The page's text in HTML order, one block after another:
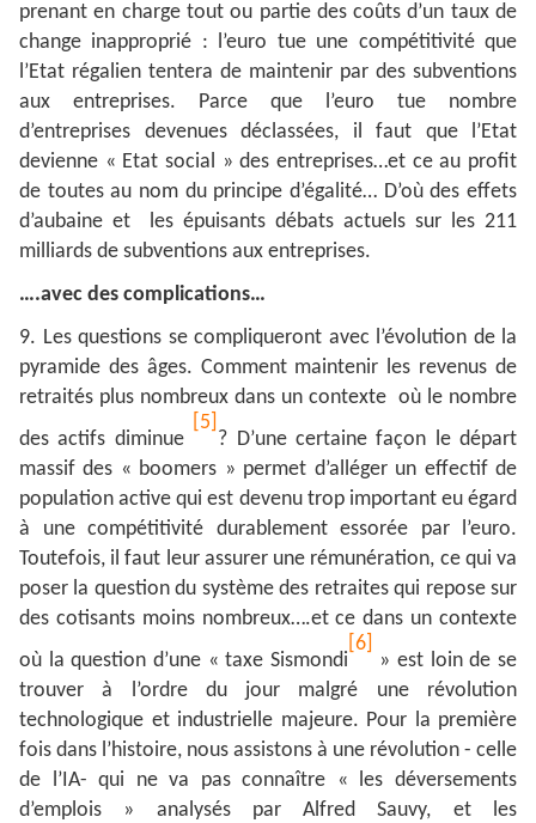
prenant en charge tout ou partie des coûts d’un taux de
change inapproprié : l’euro tue une compétitivité que
l’Etat régalien tentera de maintenir par des subventions
aux entreprises. Parce que l’euro tue nombre
d’entreprises devenues déclassées, il faut que l’Etat
devienne « Etat social » des entreprises…et ce au profit
de toutes au nom du principe d’égalité… D’où des effets
d’aubaine et les épuisants débats actuels sur les 211
milliards de subventions aux entreprises.
….avec des complications…
9. Les questions se compliqueront avec l’évolution de la
pyramide des âges. Comment maintenir les revenus de
retraités plus nombreux dans un contexte où le nombre
des actifs diminue
[5]
? D’une certaine façon le départ
massif des « boomers » permet d’alléger un effectif de
population active qui est devenu trop important eu égard
à une compétitivité durablement essorée par l’euro.
Toutefois, il faut leur assurer une rémunération, ce qui va
poser la question du système des retraites qui repose sur
des cotisants moins nombreux….et ce dans un contexte
où la question d’une « taxe Sismondi
[6]
» est loin de se
trouver à l’ordre du jour malgré une révolution
technologique et industrielle majeure. Pour la première
fois dans l’histoire, nous assistons à une révolution - celle
de l’IA- qui ne va pas connaître « les déversements
d’emplois » analysés par Alfred Sauvy, et les